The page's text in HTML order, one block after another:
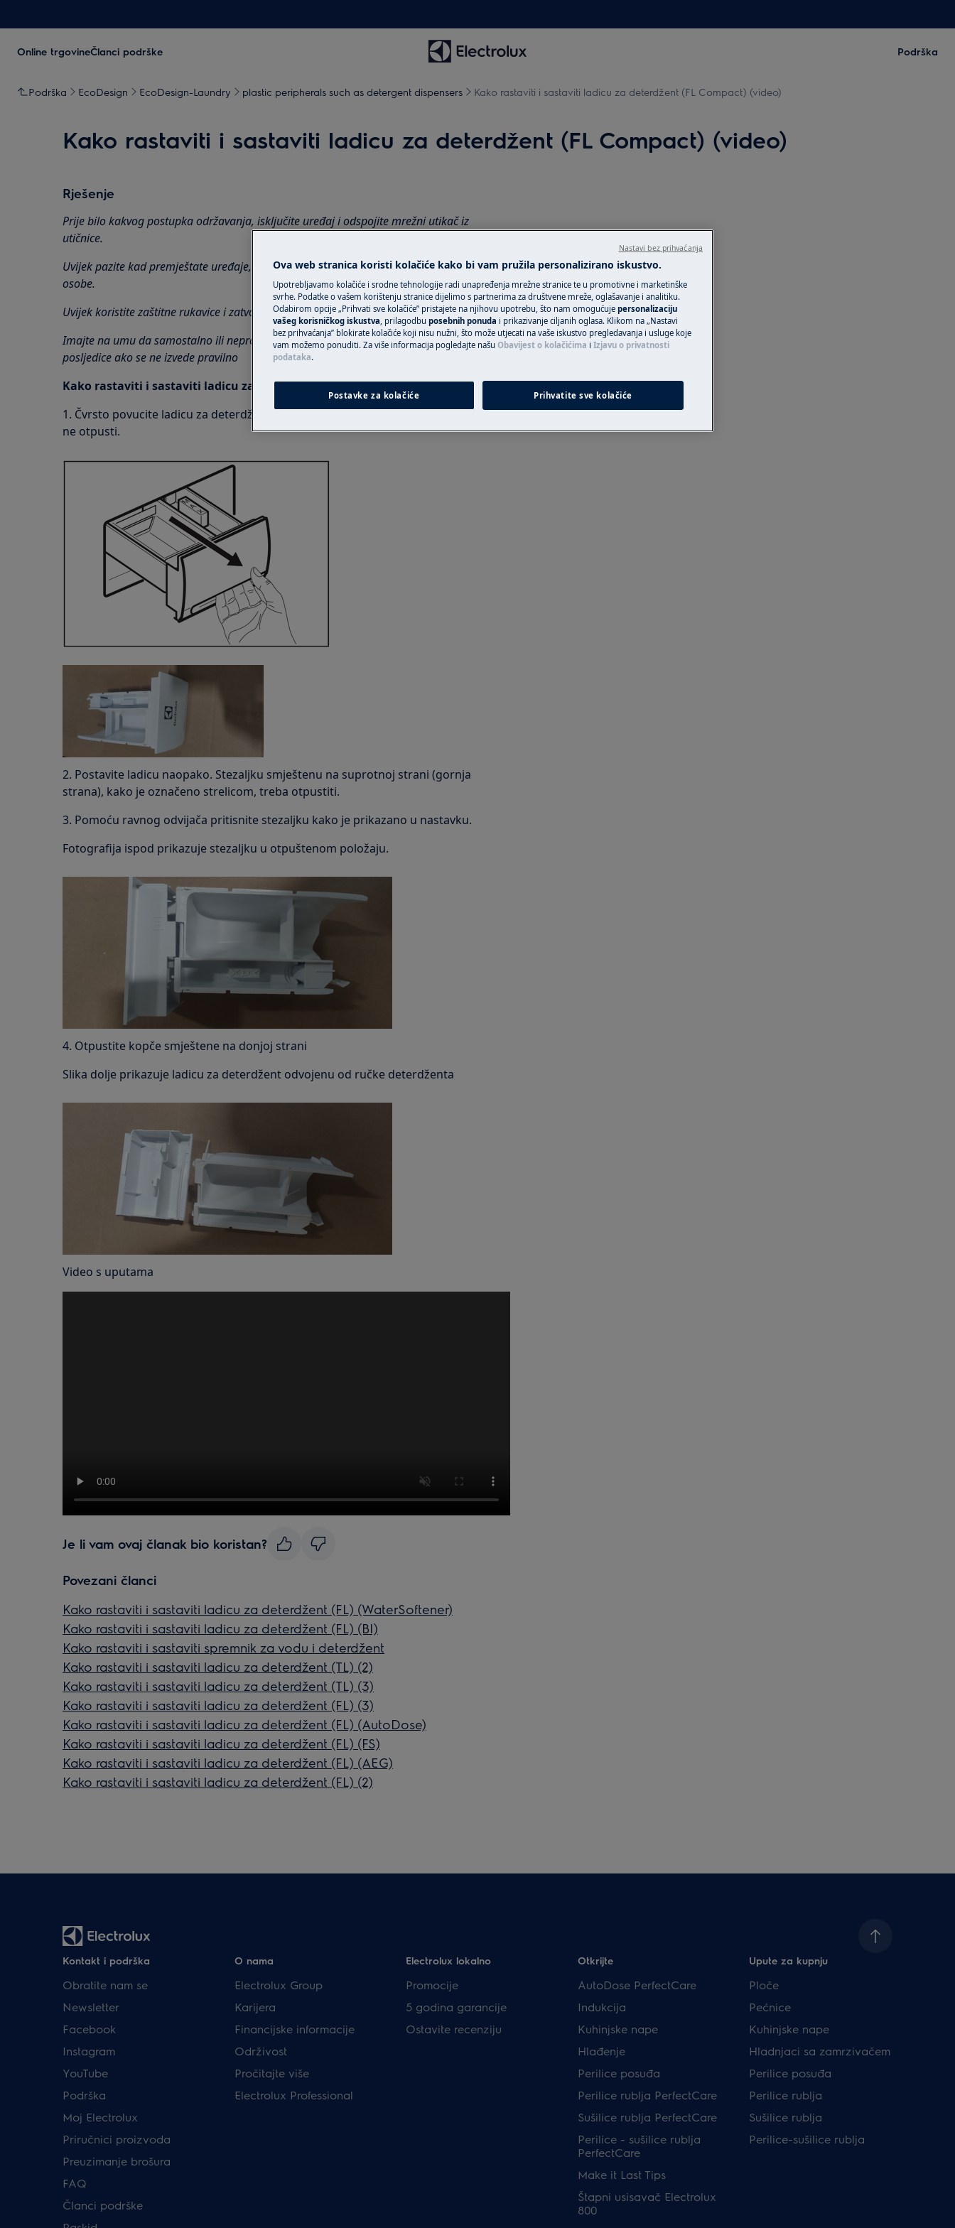
Online trgovineČlanci podrške Podrška
Podrška EcoDesign EcoDesign-Laundry plastic peripherals such as detergent dispensers Kako rastaviti i sastaviti ladicu za deterdžent (FL Compact) (video)
Kako rastaviti i sastaviti ladicu za deterdžent (FL Compact) (video)
Rješenje
Prije bilo kakvog postupka održavanja, isključite uređaj i odspojite mrežni utikač iz
utičnice.
Uvijek pazite kad premještate uređaje, za teške uređaje potrebno je da ih premjeste dvije
osobe.
Uvijek koristite zaštitne rukavice i zatvorenu obuću.
Imajte na umu da samostalno ili neprofesionalno popravljanje može imati sigurnosne
posljedice ako se ne izvede pravilno
Kako rastaviti i sastaviti ladicu za deterdžent
1. Čvrsto povucite ladicu za deterdžent prema sebi dok je element za zaključavanje
ne otpusti.
2. Postavite ladicu naopako. Stezaljku smještenu na suprotnoj strani (gornja
strana), kako je označeno strelicom, treba otpustiti.
3. Pomoću ravnog odvijača pritisnite stezaljku kako je prikazano u nastavku.
Fotografija ispod prikazuje stezaljku u otpuštenom položaju.
4. Otpustite kopče smještene na donjoj strani
Slika dolje prikazuje ladicu za deterdžent odvojenu od ručke deterdženta
Video s uputama
Je li vam ovaj članak bio koristan?
Povezani članci
Kako rastaviti i sastaviti ladicu za deterdžent (FL) (WaterSoftener)
Kako rastaviti i sastaviti ladicu za deterdžent (FL) (BI)
Kako rastaviti i sastaviti spremnik za vodu i deterdžent
Kako rastaviti i sastaviti ladicu za deterdžent (TL) (2)
Kako rastaviti i sastaviti ladicu za deterdžent (TL) (3)
Kako rastaviti i sastaviti ladicu za deterdžent (FL) (3)
Kako rastaviti i sastaviti ladicu za deterdžent (FL) (AutoDose)
Kako rastaviti i sastaviti ladicu za deterdžent (FL) (FS)
Kako rastaviti i sastaviti ladicu za deterdžent (FL) (AEG)
Kako rastaviti i sastaviti ladicu za deterdžent (FL) (2)
Kontakt i podrška
Obratite nam se
Newsletter
Facebook
Instagram
YouTube
Podrška
Moj Electrolux
Priručnici proizvoda
Preuzimanje brošura
FAQ
Članci podrške
O nama
Electrolux Group
Karijera
Financijske informacije
Održivost
Pročitajte više
Electrolux Professional
Electrolux lokalno
Promocije
5 godina garancije
Ostavite recenziju
Otkrijte
AutoDose PerfectCare
Indukcija
Kuhinjske nape
Hlađenje
Perilice posuđa
Perilice rublja PerfectCare
Sušilice rublja PerfectCare
Perilice - sušilice rublja
PerfectCare
Make it Last Tips
Štapni usisavač Electrolux
800
Upute za kupnju
Ploče
Pećnice
Kuhinjske nape
Hladnjaci sa zamrzivačem
Perilice posuđa
Perilice rublja
Sušilice rublja
Perilice-sušilice rublja
Ova web stranica koristi kolačiće kako bi vam pružila personalizirano iskustvo.
Upotrebljavamo kolačiće i srodne tehnologije radi unapređenja mrežne stranice te u promotivne i marketinške
svrhe. Podatke o vašem korištenju stranice dijelimo s partnerima za društvene mreže, oglašavanje i analitiku.
Odabirom opcije „Prihvati sve kolačiće” pristajete na njihovu upotrebu, što nam omogućuje personalizaciju
vašeg korisničkog iskustva , prilagodbu posebnih ponuda i prikazivanje ciljanih oglasa. Klikom na „Nastavi
bez prihvaćanja” blokirate kolačiće koji nisu nužni, što može utjecati na vaše iskustvo pregledavanja i usluge koje
vam možemo ponuditi. Za više informacija pogledajte našu Obavijest o kolačićima i Izjavu o privatnosti
podataka.
Postavke za kolačiće Prihvatite sve kolačiće
Nastavi bez prihvaćanja